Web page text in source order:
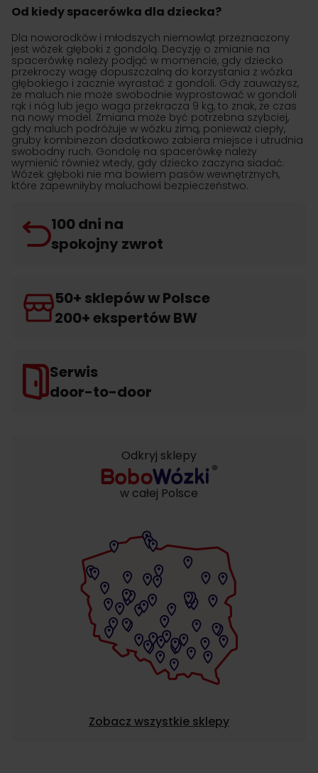
Od kiedy spacerówka dla dziecka?
Dla noworodków i młodszych niemowląt przeznaczony
jest wózek głęboki z gondolą. Decyzję o zmianie na
spacerówkę należy podjąć w momencie, gdy dziecko
przekroczy wagę dopuszczalną do korzystania z wózka
głębokiego i zacznie wyrastać z gondoli. Gdy zauważysz,
że maluch nie może swobodnie wyprostować w gondoli
rąk i nóg lub jego waga przekracza 9 kg, to znak, że czas
na nowy model. Zmiana może być potrzebna szybciej,
gdy maluch podróżuje w wózku zimą, ponieważ ciepły,
gruby kombinezon dodatkowo zabiera miejsce i utrudnia
swobodny ruch. Gondolę na spacerówkę należy
wymienić również wtedy, gdy dziecko zaczyna siadać.
Wózek głęboki nie ma bowiem pasów wewnętrznych,
które zapewniłyby maluchowi bezpieczeństwo.
100 dni na
spokojny zwrot
50+ sklepów w Polsce
200+ ekspertów BW
Serwis
door-to-door
Odkryj sklepy
w całej Polsce
Zobacz wszystkie sklepy